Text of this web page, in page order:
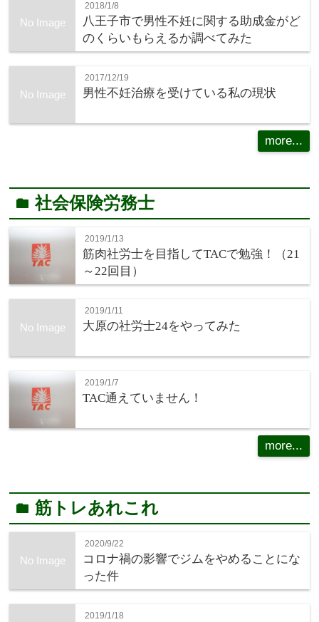
No Image
2018/1/8
八王子市で男性不妊に関する助成金がど
のくらいもらえるか調べてみた
No Image
2017/12/19
男性不妊治療を受けている私の現状
more...
folder社会保険労務士
2019/1/13
筋肉社労士を目指してTACで勉強！（21
～22回目）
No Image
2019/1/11
大原の社労士24をやってみた
2019/1/7
TAC通えていません！
more...
folder筋トレあれこれ
No Image
2020/9/22
コロナ禍の影響でジムをやめることにな
った件
2019/1/18